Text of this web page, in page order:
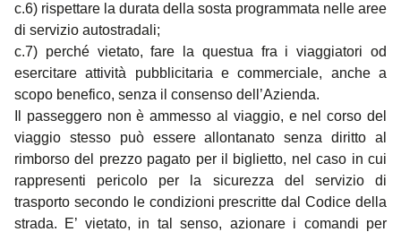
c.6) rispettare la durata della sosta programmata nelle aree
di servizio autostradali;
c.7) perché vietato, fare la questua fra i viaggiatori od
esercitare attività pubblicitaria e commerciale, anche a
scopo benefico, senza il consenso dell’Azienda.
Il passeggero non è ammesso al viaggio, e nel corso del
viaggio stesso può essere allontanato senza diritto al
rimborso del prezzo pagato per il biglietto, nel caso in cui
rappresenti pericolo per la sicurezza del servizio di
trasporto secondo le condizioni prescritte dal Codice della
strada. E’ vietato, in tal senso, azionare i comandi per